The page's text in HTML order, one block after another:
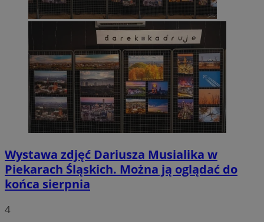
Wystawa zdjęć Dariusza Musialika w
Piekarach Śląskich. Można ją oglądać do
końca sierpnia
4